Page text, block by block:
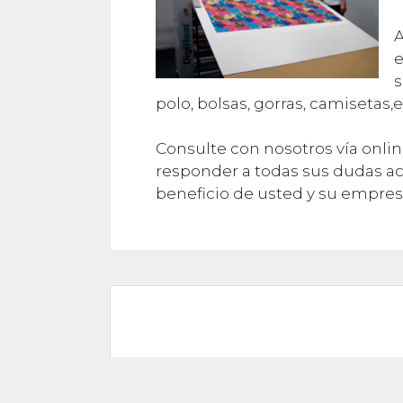
polo, bolsas, gorras,
Consulte con nosotros vía
responder a todas sus dudas
beneficio de usted y su